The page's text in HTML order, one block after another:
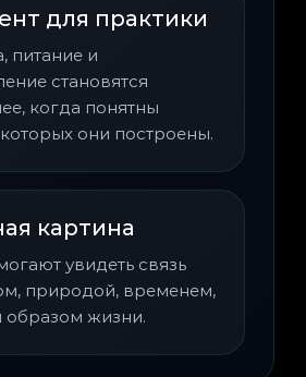
для практики
питание и
становятся
когда понятны
они построены.
картина
увидеть связь
природой, временем,
образом жизни.